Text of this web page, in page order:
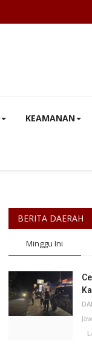
KEAMANAN
BERITA DAERAH
Minggu Ini